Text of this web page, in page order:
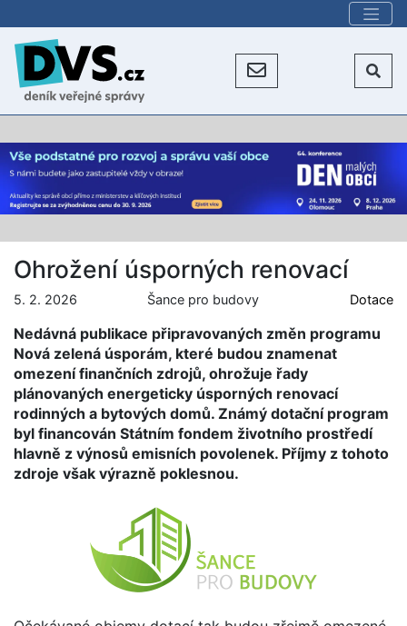
Ohrožení úsporných renovací
5. 2. 2026 Šance pro budovy Dotace
Nedávná publikace připravovaných změn programu
Nová zelená úsporám, které budou znamenat
omezení finančních zdrojů, ohrožuje řady
plánovaných energeticky úsporných renovací
rodinných a bytových domů. Známý dotační program
byl financován Státním fondem životního prostředí
hlavně z výnosů emisních povolenek. Příjmy z tohoto
zdroje však výrazně poklesnou.